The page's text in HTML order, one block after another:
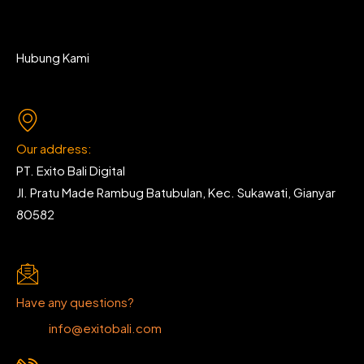
Hubung Kami
Our address:
PT. Exito Bali Digital
Jl. Pratu Made Rambug Batubulan, Kec. Sukawati, Gianyar
80582
Have any questions?
info@exitobali.com